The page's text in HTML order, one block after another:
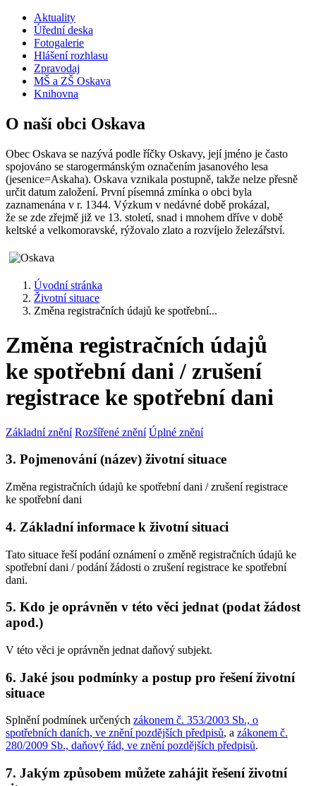
Aktuality
Úřední deska
Fotogalerie
Hlášení rozhlasu
Zpravodaj
MŠ a ZŠ Oskava
Knihovna
O naší obci Oskava
Obec Oskava se nazývá podle říčky Oskavy, její jméno je často
spojováno se starogermánským označením jasanového lesa
(jesenice=Askaha). Oskava vznikala postupně, takže nelze přesně
určit datum založení. První písemná zmínka o obci byla
zaznamenána v r. 1344. Výzkum v nedávné době prokázal,
že se zde zřejmě již ve 13. století, snad i mnohem dříve v době
keltské a velkomoravské, rýžovalo zlato a rozvíjelo železářství.
Úvodní stránka
Životní situace
Změna registračních údajů ke spotřební...
Změna registračních údajů
ke spotřební dani / zrušení
registrace ke spotřební dani
Základní znění Rozšířené znění Úplné znění
3. Pojmenování (název) životní situace
Změna registračních údajů ke spotřební dani / zrušení registrace
ke spotřební dani
4. Základní informace k životní situaci
Tato situace řeší podání oznámení o změně registračních údajů ke
spotřební dani / podání žádosti o zrušení registrace ke spotřební
dani.
5. Kdo je oprávněn v této věci jednat (podat žádost
apod.)
V této věci je oprávněn jednat daňový subjekt.
6. Jaké jsou podmínky a postup pro řešení životní
situace
Splnění podmínek určených zákonem č. 353/2003 Sb., o
spotřebních daních, ve znění pozdějších předpisů, a zákonem č.
280/2009 Sb., daňový řád, ve znění pozdějších předpisů.
7. Jakým způsobem můžete zahájit řešení životní